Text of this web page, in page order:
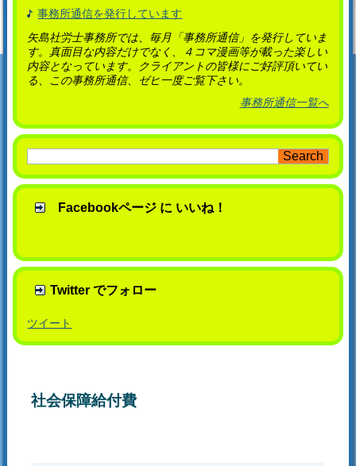
事務所通信を発行しています
矢島社労士事務所では、毎月「事務所通信」を発行していま
す。真面目な内容だけでなく、４コマ漫画等が載った楽しい
内容となっています。クライアントの皆様にご好評頂いてい
る、この事務所通信、ゼヒ一度ご覧下さい。
事務所通信一覧へ
Facebookページ に いいね！
Twitter でフォロー
ツイート
社会保障給付費